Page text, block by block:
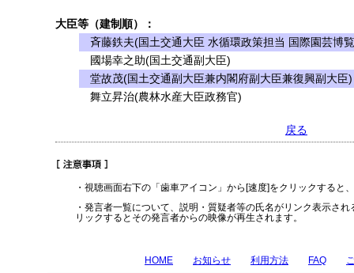
大臣等（建制順）：
斉藤鉄夫(国土交通大臣 水循環政策担当 国際園芸博
國場幸之助(国土交通副大臣)
堂故茂(国土交通副大臣兼内閣府副大臣兼復興副大臣)
舞立昇治(農林水産大臣政務官)
戻る
・視聴画面右下の「歯車アイコン」から[速度]をクリックすると
・発言者一覧について、説明・質疑者等の氏名がリンク表示さ
リックするとその発言者からの映像が再生されます。
HOME お知らせ 利用方法 FAQ